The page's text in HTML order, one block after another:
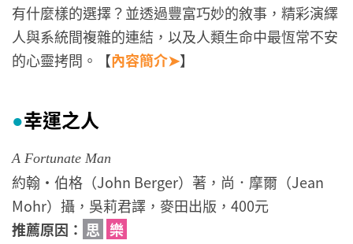
有什麼樣的選擇？並透過豐富巧妙的敘事，精彩演繹
人與系統間複雜的連結，以及人類生命中最恆常不安
的心靈拷問。【內容簡介➤】
●幸運之人
A Fortunate Man
約翰・伯格（John Berger）著，尚．摩爾（Jean
Mohr）攝，吳莉君譯，麥田出版，400元
推薦原因： 思 樂